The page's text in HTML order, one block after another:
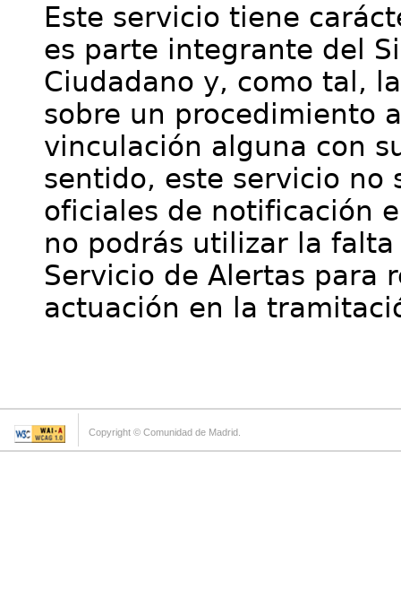
Este servicio tiene
es parte integrante del
Ciudadano y, como tal,
sobre un procedimiento
vinculación alguna con
sentido, este servicio no
oficiales de notificación
no podrás utilizar la
Servicio de Alertas para
actuación en la
Copyright © Comunidad de Madrid.